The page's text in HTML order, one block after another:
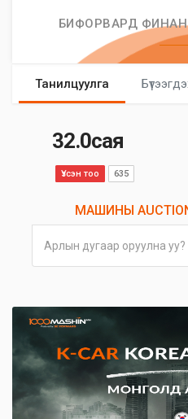
БИФОРВАРД
Танилцуулга
32.0сая
Үзсэн тоо 635
МАШИНЫ
Арлын дугаар оруулна уу?